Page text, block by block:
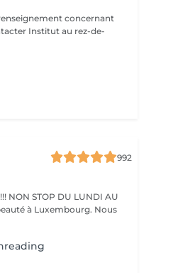
concernant
rez-de-
992
NON STOP DU LUNDI AU